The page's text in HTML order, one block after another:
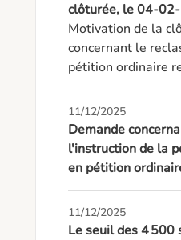
clôturée, le 04-
Motivation de la
concernant le
pétition ordinaire
11/12/2025
Demande
l'instruction de la
en pétition
11/12/2025
Le seuil des 4